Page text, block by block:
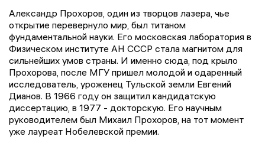
Александр Прохоров, один из творцов лазера, чье
открытие перевернуло мир, был титаном
фундаментальной науки. Его московская лаборатория в
Физическом институте АН СССР стала магнитом для
сильнейших умов страны. И именно сюда, под крыло
Прохорова, после МГУ пришел молодой и одаренный
исследователь, уроженец Тульской земли Евгений
Дианов. В 1966 году он защитил кандидатскую
диссертацию, в 1977 - докторскую. Его научным
руководителем был Михаил Прохоров, на тот момент
уже лауреат Нобелевской премии.